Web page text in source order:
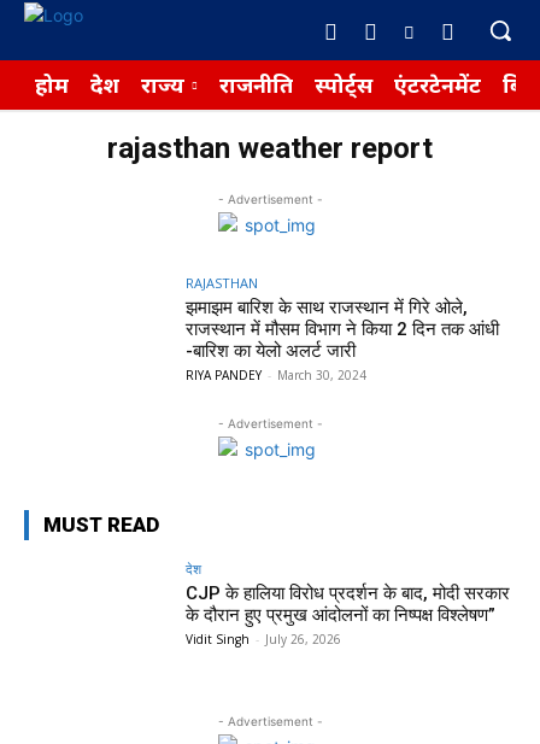
होम देश राज्य राजनीति स्पोर्ट्स एंटरटेनमेंट
rajasthan weather report
- Advertisement -
RAJASTHAN
झमाझम बारिश के साथ राजस्थान में गिरे ओले,
राजस्थान में मौसम विभाग ने किया 2 दिन तक आंधी
-बारिश का येलो अलर्ट जारी
RIYA PANDEY - March 30, 2024
- Advertisement -
MUST READ
देश
CJP के हालिया विरोध प्रदर्शन के बाद, मोदी सरकार
के दौरान हुए प्रमुख आंदोलनों का निष्पक्ष विश्लेषण”
Vidit Singh - July 26, 2026
- Advertisement -